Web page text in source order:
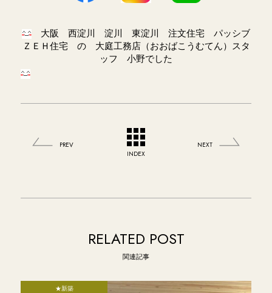
大阪 西淀川 淀川 東淀川 注文住宅 パッシブ
ＺＥＨ住宅 の 大庭工務店（おおばこうむてん）スタ
ッフ 小野でした
PREV
INDEX
NEXT
RELATED POST
関連記事
★新築